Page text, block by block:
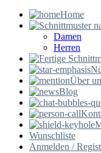
Home
Damen
Herren
Über
Blog
Wunschliste
Anmelden /